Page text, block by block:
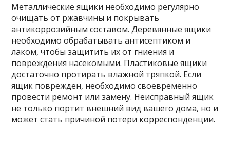
Металлические ящики необходимо регулярно
очищать от ржавчины и покрывать
антикоррозийным составом. Деревянные ящики
необходимо обрабатывать антисептиком и
лаком, чтобы защитить их от гниения и
повреждения насекомыми. Пластиковые ящики
достаточно протирать влажной тряпкой. Если
ящик поврежден, необходимо своевременно
провести ремонт или замену. Неисправный ящик
не только портит внешний вид вашего дома, но и
может стать причиной потери корреспонденции.